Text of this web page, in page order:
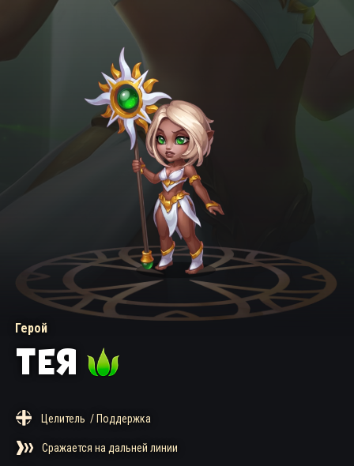
Герой
ТЕЯ
Целитель / Поддержка
Сражается на дальней линии